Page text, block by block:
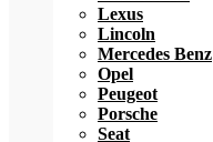
Lexus
Lincoln
Mercedes Benz
Opel
Peugeot
Porsche
Seat